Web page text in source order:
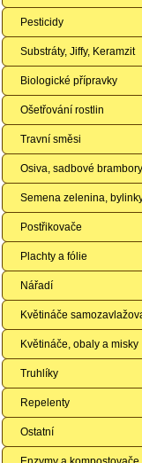
Pesticidy
Substráty, Jiffy, Keramzit
Biologické přípravky
Ošetřování rostlin
Travní směsi
Osiva, sadbové
Semena zelenina,
Postřikovače
Plachty a fólie
Nářadí
Květináče
Květináče, obaly a misky
Truhlíky
Repelenty
Ostatní